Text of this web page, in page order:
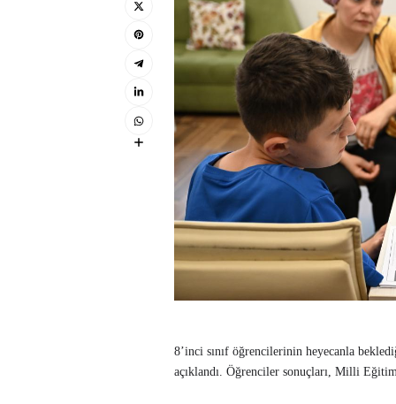
8’inci sınıf öğrencilerinin heyecanla
açıklandı. Öğrenciler sonuçları, Milli